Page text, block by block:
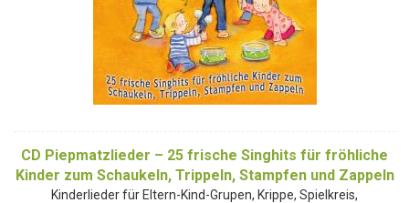
CD Piepmatzlieder – 25 frische Singhits für fröhliche
Kinder zum Schaukeln, Trippeln, Stampfen und Zappeln
Kinderlieder für Eltern-Kind-Grupen, Krippe, Spielkreis,